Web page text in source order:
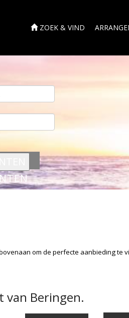
ZOEK & VIND
om de perfecte aanbieding te
van Beringen.